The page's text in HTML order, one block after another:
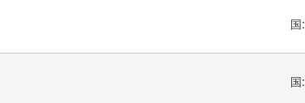
国:
国: